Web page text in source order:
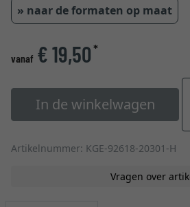
» naar de formaten op maat
vanaf € 19,50*
In de winkelwagen
Artikelnummer: KGE-92618-20301-H
Vragen over